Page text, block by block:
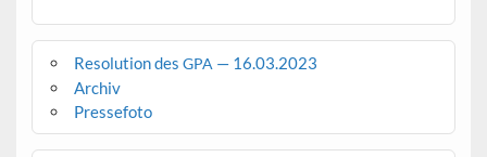
Resolution des GPA — 16.03.2023
Archiv
Pressefoto